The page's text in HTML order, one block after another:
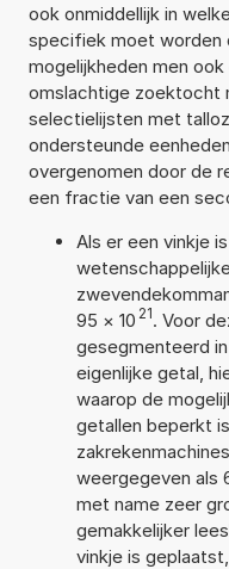
ook onmiddellijk in
specifiek moet worden
mogelijkheden men
omslachtige zoektocht
selectielijsten met
ondersteunde
overgenomen door de
een fractie van een
Als er een vinkje
95 × 10 21. Voor
gesegmenteerd
eigenlijke getal,
waarop de
getallen beperkt
weergegeven als
met name zeer
gemakkelijker
vinkje is